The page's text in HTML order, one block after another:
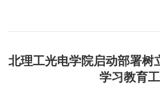
北理工光电学院启动部署树
学习教育